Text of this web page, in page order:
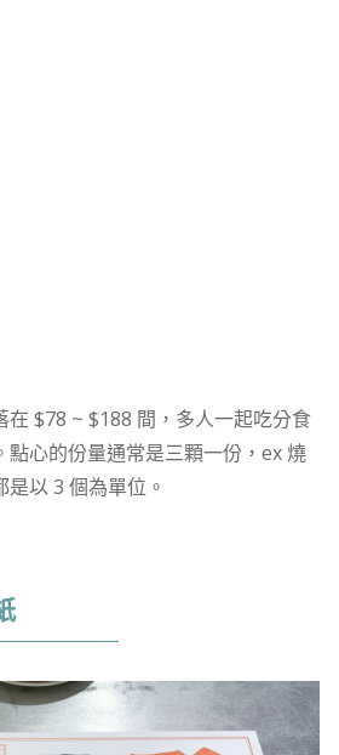
在 $78 ~ $188 間，多人一起吃分食
點心的份量通常是三顆一份，ex 燒
以 3 個為單位。